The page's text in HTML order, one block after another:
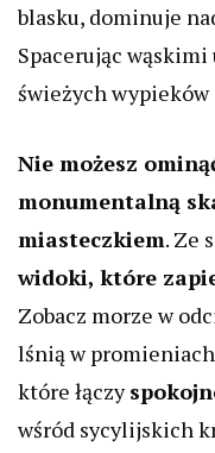
blasku, dominuje
Spacerując
świeżych
Nie możesz
monumentalną
miasteczkiem. Ze
widoki, które
Zobacz morze w
lśnią w
które łączy
wśród sycylijskich